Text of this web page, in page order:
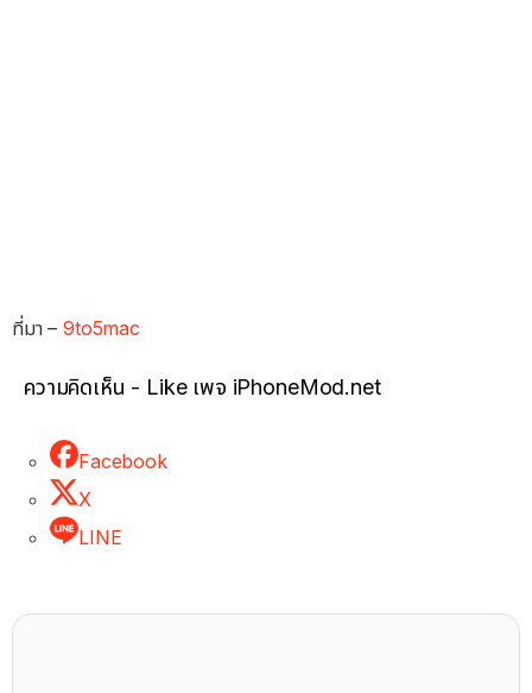
ที่มา –9to5mac
ความคิดเห็น - Like เพจ iPhoneMod.net
Facebook
X
LINE